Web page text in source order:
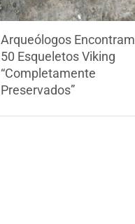
Arqueólogos Encontram
50 Esqueletos Viking
“Completamente
Preservados”